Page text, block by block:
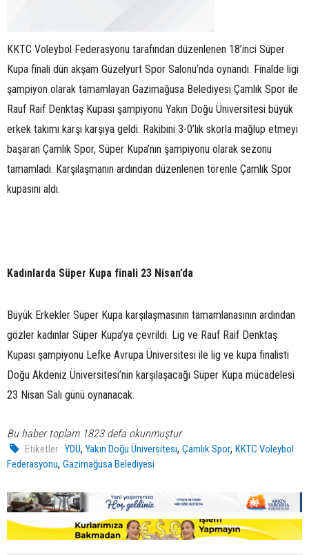
KKTC Voleybol Federasyonu tarafından düzenlenen 18’inci Süper
Kupa finali dün akşam Güzelyurt Spor Salonu’nda oynandı. Finalde ligi
şampiyon olarak tamamlayan Gazimağusa Belediyesi Çamlık Spor ile
Rauf Raif Denktaş Kupası şampiyonu Yakın Doğu Üniversitesi büyük
erkek takımı karşı karşıya geldi. Rakibini 3-0’lık skorla mağlup etmeyi
başaran Çamlık Spor, Süper Kupa’nın şampiyonu olarak sezonu
tamamladı. Karşılaşmanın ardından düzenlenen törenle Çamlık Spor
kupasını aldı.
Kadınlarda Süper Kupa finali 23 Nisan’da
Büyük Erkekler Süper Kupa karşılaşmasının tamamlanasının ardından
gözler kadınlar Süper Kupa’ya çevrildi. Lig ve Rauf Raif Denktaş
Kupası şampiyonu Lefke Avrupa Üniversitesi ile lig ve kupa finalisti
Doğu Akdeniz Üniversitesi’nin karşılaşacağı Süper Kupa mücadelesi
23 Nisan Salı günü oynanacak.
Bu haber toplam 1823 defa okunmuştur
Etiketler : YDÜ,Yakın Doğu Üniversitesi,Çamlık Spor,KKTC Voleybol
Federasyonu, Gazimağusa Belediyesi